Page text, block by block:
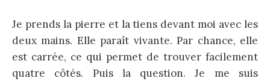
Je prends la pierre et la tiens devant moi avec les
deux mains. Elle paraît vivante. Par chance, elle
est carrée, ce qui permet de trouver facilement
quatre côtés. Puis la question. Je me suis